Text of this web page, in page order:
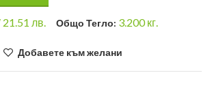
21.51 лв. Общо Тегло: 3.200кг.
Добавете към желани